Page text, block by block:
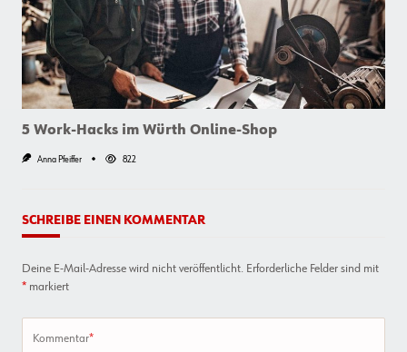
5 Work-Hacks im Würth Online-Shop
Anna Pfeiffer 822
SCHREIBE EINEN KOMMENTAR
Deine E-Mail-Adresse wird nicht veröffentlicht. Erforderliche Felder sind mit
* markiert
Kommentar*